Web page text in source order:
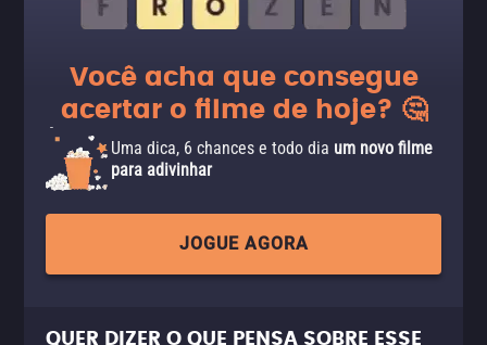
Você acha que consegue
acertar o filme de hoje? 🤔
Uma dica, 6 chances e todo dia um novo filme
para adivinhar
JOGUE AGORA